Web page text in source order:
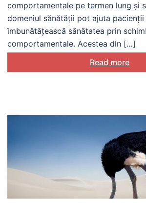
comportamentale pe termen lung și
domeniul sănătății pot ajuta pacienții
îmbunătățească sănătatea prin
comportamentale. Acestea din […]
Read more